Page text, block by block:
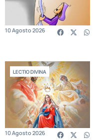
10 Agosto 2026
LECTIO DIVINA
10 Agosto 2026